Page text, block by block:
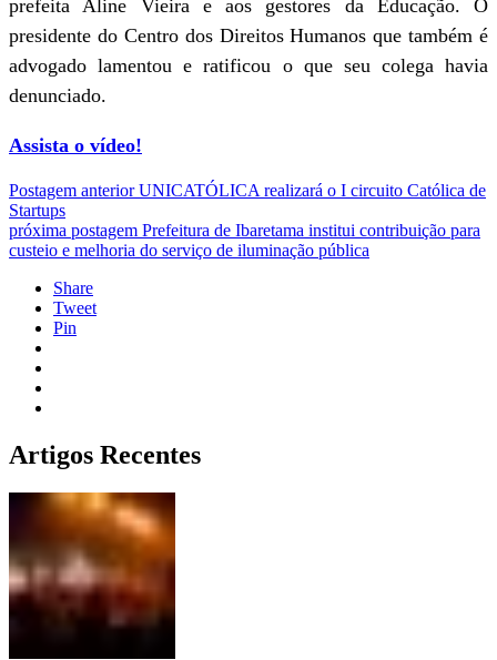
prefeita Aline Vieira e aos gestores da Educação. O
presidente do Centro dos Direitos Humanos que também é
advogado lamentou e ratificou o que seu colega havia
denunciado.
Assista o vídeo!
Postagem anterior UNICATÓLICA realizará o I circuito Católica de
Startups
próxima postagem Prefeitura de Ibaretama institui contribuição para
custeio e melhoria do serviço de iluminação pública
Share
Tweet
Pin
Artigos Recentes